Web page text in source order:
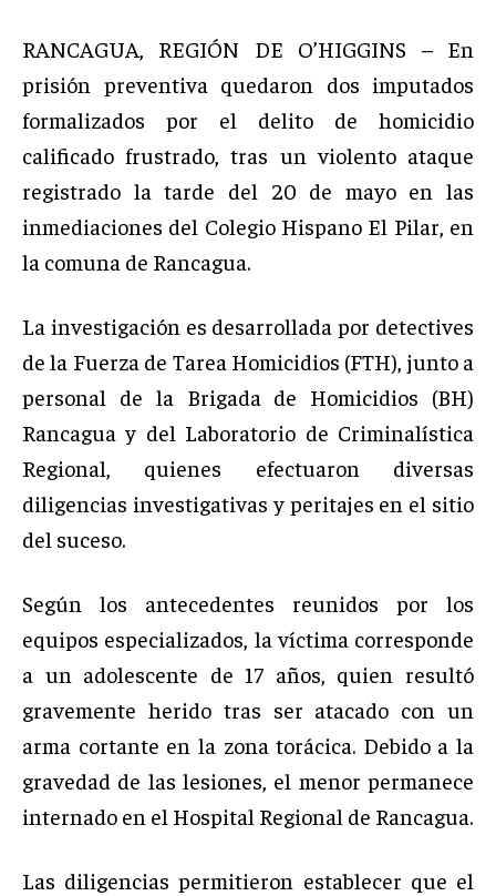
RANCAGUA, REGIÓN DE O’HIGGINS – En
prisión preventiva quedaron dos imputados
formalizados por el delito de homicidio
calificado frustrado, tras un violento ataque
registrado la tarde del 20 de mayo en las
inmediaciones del Colegio Hispano El Pilar, en
la comuna de Rancagua.
La investigación es desarrollada por detectives
de la Fuerza de Tarea Homicidios (FTH), junto a
personal de la Brigada de Homicidios (BH)
Rancagua y del Laboratorio de Criminalística
Regional, quienes efectuaron diversas
diligencias investigativas y peritajes en el sitio
del suceso.
Según los antecedentes reunidos por los
equipos especializados, la víctima corresponde
a un adolescente de 17 años, quien resultó
gravemente herido tras ser atacado con un
arma cortante en la zona torácica. Debido a la
gravedad de las lesiones, el menor permanece
internado en el Hospital Regional de Rancagua.
Las diligencias permitieron establecer que el